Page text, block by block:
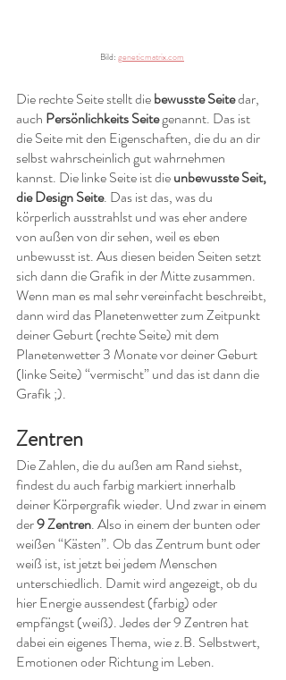
Bild: geneticmatrix.com
Die rechte Seite stellt die bewusste Seite dar,
auch Persönlichkeits Seite genannt. Das ist
die Seite mit den Eigenschaften, die du an dir
selbst wahrscheinlich gut wahrnehmen
kannst. Die linke Seite ist die unbewusste Seit,
die Design Seite. Das ist das, was du
körperlich ausstrahlst und was eher andere
von außen von dir sehen, weil es eben
unbewusst ist. Aus diesen beiden Seiten setzt
sich dann die Grafik in der Mitte zusammen.
Wenn man es mal sehr vereinfacht beschreibt,
dann wird das Planetenwetter zum Zeitpunkt
deiner Geburt (rechte Seite) mit dem
Planetenwetter 3 Monate vor deiner Geburt
(linke Seite) “vermischt” und das ist dann die
Grafik ;).
Zentren
Die Zahlen, die du außen am Rand siehst,
findest du auch farbig markiert innerhalb
deiner Körpergrafik wieder. Und zwar in einem
der 9 Zentren. Also in einem der bunten oder
weißen “Kästen”. Ob das Zentrum bunt oder
weiß ist, ist jetzt bei jedem Menschen
unterschiedlich. Damit wird angezeigt, ob du
hier Energie aussendest (farbig) oder
empfängst (weiß). Jedes der 9 Zentren hat
dabei ein eigenes Thema, wie z.B. Selbstwert,
Emotionen oder Richtung im Leben.